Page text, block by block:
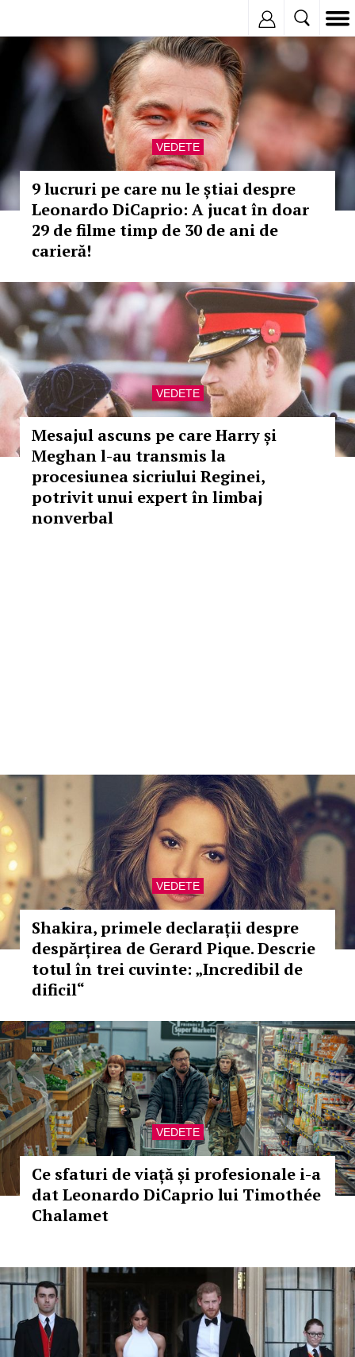
VEDETE
9 lucruri pe care nu le știai despre
Leonardo DiCaprio: A jucat în doar
29 de filme timp de 30 de ani de
carieră!
VEDETE
Mesajul ascuns pe care Harry și
Meghan l-au transmis la
procesiunea sicriului Reginei,
potrivit unui expert în limbaj
nonverbal
VEDETE
Shakira, primele declarații despre
despărțirea de Gerard Pique. Descrie
totul în trei cuvinte: „Incredibil de
dificil“
VEDETE
Ce sfaturi de viață și profesionale i-a
dat Leonardo DiCaprio lui Timothée
Chalamet